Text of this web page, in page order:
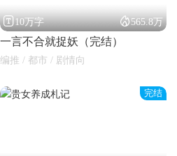
10万字 565.8万
一言不合就捉妖（完结）
编推 / 都市 / 剧情向
完结